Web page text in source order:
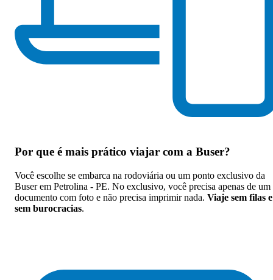
Por que é mais prático viajar com a Buser?
Você escolhe se embarca na rodoviária ou um ponto exclusivo da
Buser em Petrolina - PE. No exclusivo, você precisa apenas de um
documento com foto e não precisa imprimir nada. Viaje sem filas e
sem burocracias.